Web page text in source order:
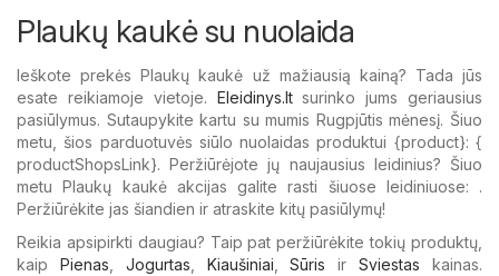
Plaukų kaukė su nuolaida
Ieškote prekės Plaukų kaukė už mažiausią kainą? Tada jūs
esate reikiamoje vietoje. Eleidinys.ltsurinko jums geriausius
pasiūlymus. Sutaupykite kartu su mumis Rugpjūtis mėnesį. Šiuo
metu, šios parduotuvės siūlo nuolaidas produktui {​product}: {​
productShopsLink}. Peržiūrėjote jų naujausius leidinius? Šiuo
metu Plaukų kaukė akcijas galite rasti šiuose leidiniuose: .
Peržiūrėkite jas šiandien ir atraskite kitų pasiūlymų!
Reikia apsipirkti daugiau? Taip pat peržiūrėkite tokių produktų,
kaip Pienas Jogurtas Kiaušiniai ,Sūris irSviestas kainas.